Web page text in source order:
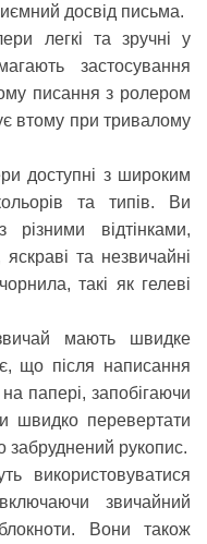
досвід письма.
легкі та зручні у
застосування
писання з ролером
втому при тривалому
доступні з широким
та типів. Ви
відтінками,
та незвичайні
такі як гелеві
мають швидке
що після написання
папері, запобігаючи
швидко перевертати
забруднений рукопис.
використовуватися
звичайний
Вони також